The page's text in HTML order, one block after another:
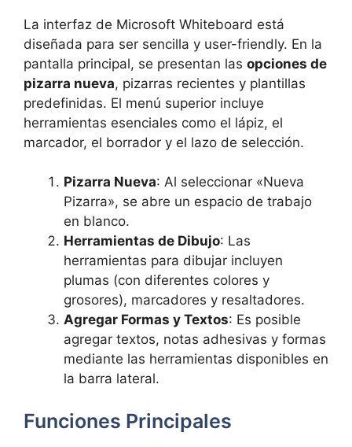
La interfaz de Microsoft Whiteboard está
diseñada para ser sencilla y user-friendly. En la
pantalla principal, se presentan las opciones de
pizarra nueva, pizarras recientes y plantillas
predefinidas. El menú superior incluye
herramientas esenciales como el lápiz, el
marcador, el borrador y el lazo de selección.
Pizarra Nueva: Al seleccionar «Nueva
Pizarra», se abre un espacio de trabajo
en blanco.
Herramientas de Dibujo: Las
herramientas para dibujar incluyen
plumas (con diferentes colores y
grosores), marcadores y resaltadores.
Agregar Formas y Textos: Es posible
agregar textos, notas adhesivas y formas
mediante las herramientas disponibles en
la barra lateral.
Funciones Principales